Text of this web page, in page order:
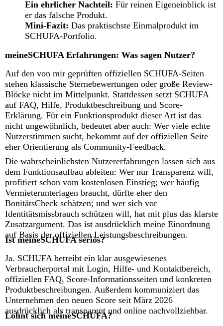
Ein ehrlicher Nachteil: Für reinen Eigeneinblick ist
er das falsche Produkt.
Mini-Fazit: Das praktischste Einmalprodukt im
SCHUFA-Portfolio.
meineSCHUFA Erfahrungen: Was sagen Nutzer?
Auf den von mir geprüften offiziellen SCHUFA-Seiten
stehen klassische Sternebewertungen oder große Review-
Blöcke nicht im Mittelpunkt. Stattdessen setzt SCHUFA
auf FAQ, Hilfe, Produktbeschreibung und Score-
Erklärung. Für ein Funktionsprodukt dieser Art ist das
nicht ungewöhnlich, bedeutet aber auch: Wer viele echte
Nutzerstimmen sucht, bekommt auf der offiziellen Seite
eher Orientierung als Community-Feedback.
Die wahrscheinlichsten Nutzererfahrungen lassen sich aus
dem Funktionsaufbau ableiten: Wer nur Transparenz will,
profitiert schon vom kostenlosen Einstieg; wer häufig
Vermieterunterlagen braucht, dürfte eher den
BonitätsCheck schätzen; und wer sich vor
Identitätsmissbrauch schützen will, hat mit plus das klarste
Zusatzargument. Das ist ausdrücklich meine Einordnung
auf Basis der offiziellen Leistungsbeschreibungen.
Ist meineSCHUFA seriös?
Ja. SCHUFA betreibt ein klar ausgewiesenes
Verbraucherportal mit Login, Hilfe- und Kontaktbereich,
offiziellen FAQ, Score-Informationsseiten und konkreten
Produktbeschreibungen. Außerdem kommuniziert das
Unternehmen den neuen Score seit März 2026
ausdrücklich als transparent und online nachvollziehbar.
Lohnt sich meineSCHUFA?